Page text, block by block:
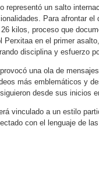
representó un salto
Para afrontar
kilos, proceso que
Perxitaa en el primer
disciplina y esfuerzo
una ola de
más emblemáticos y
desde sus inicios
vinculado a un estilo
con el lenguaje de